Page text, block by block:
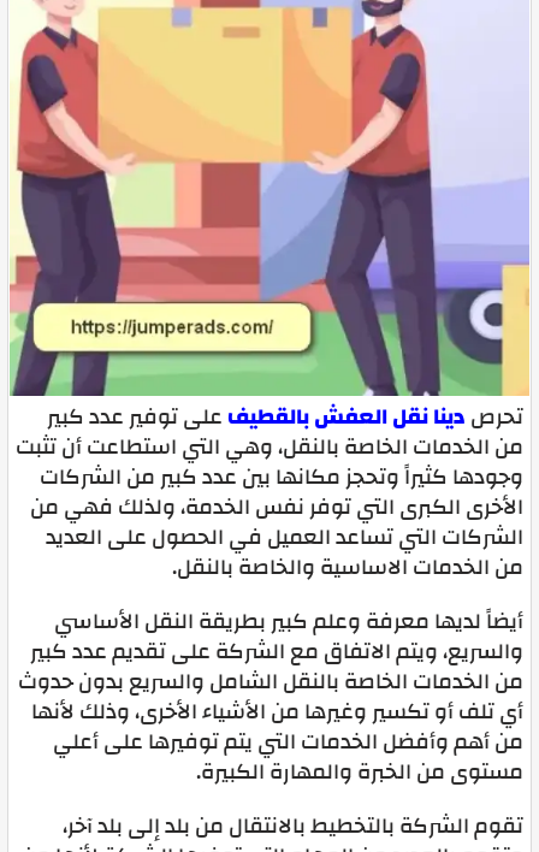
تحرصدينا نقل العفش بالقطيفعلى توفير عدد كبير
من الخدمات الخاصة بالنقل، وهي التي استطاعت أن تثبت
وجودها كثيراً وتحجز مكانها بين عدد كبير من الشركات
الأخرى الكبرى التي توفر نفس الخدمة، ولذلك فهي من
الشركات التي تساعد العميل في الحصول على العديد
من الخدمات الاساسية والخاصة بالنقل.
أيضاً لديها معرفة وعلم كبير بطريقة النقل الأساسي
والسريع، ويتم الاتفاق مع الشركة على تقديم عدد كبير
من الخدمات الخاصة بالنقل الشامل والسريع بدون حدوث
أي تلف أو تكسير وغيرها من الأشياء الأخرى، وذلك لأنها
من أهم وأفضل الخدمات التي يتم توفيرها على أعلي
مستوى من الخبرة والمهارة الكبيرة.
تقوم الشركة بالتخطيط بالانتقال من بلد إلى بلد آخر،